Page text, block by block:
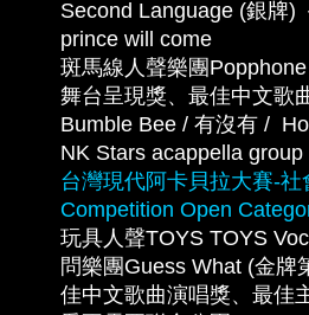
Second Language (銀牌)
prince will come
斑馬線人聲樂團
舞台呈現獎、最佳中文歌
Bumble Bee / 有沒有 / 
NK Stars acappella
台灣現代阿卡貝拉大賽-
Competition Open
玩具人聲TOYS TOYS
問樂團Guess What (金牌
佳中文歌曲演唱獎、最佳